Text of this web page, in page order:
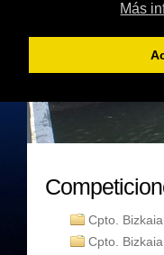
Más
Cpto.
Cpto.